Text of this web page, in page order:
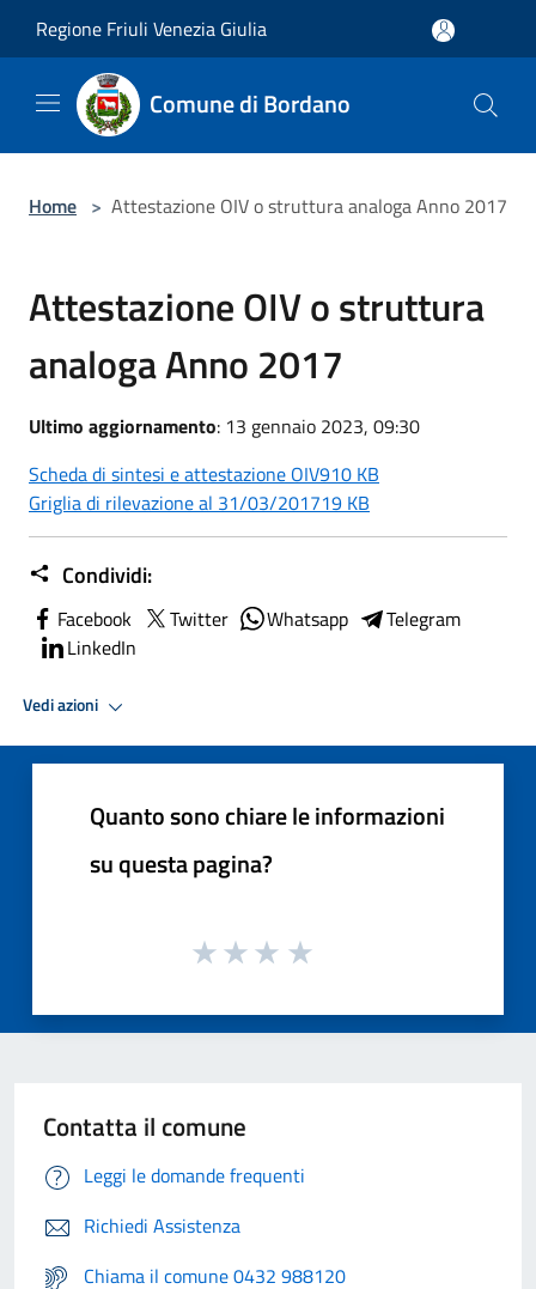
Regione Friuli Venezia Giulia
Comune di Bordano
Home > Attestazione OIV o struttura analoga Anno 2017
Attestazione OIV o struttura
analoga Anno 2017
Ultimo aggiornamento: 13 gennaio 2023, 09:30
Scheda di sintesi e attestazione OIV910 KB
Griglia di rilevazione al 31/03/201719 KB
Condividi:
Facebook Twitter Whatsapp
Telegram
LinkedIn
Vedi azioni
Quanto sono chiare le informazioni
su questa pagina?
Contatta il comune
Leggi le domande frequenti
Richiedi Assistenza
Chiama il comune 0432 988120